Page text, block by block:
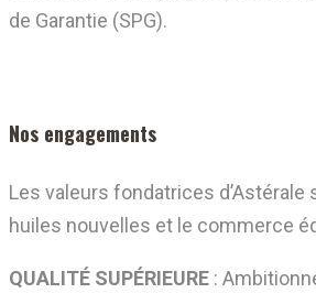
de Garantie (SPG).
Nos engagements
Les valeurs fondatrices
huiles nouvelles et le commerce
QUALITÉ SUPÉRIEURE :